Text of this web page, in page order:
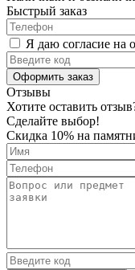
Быстрый заказ
Я даю согласие на
Оформить заказ
Отзывы
Хотите оставить
Сделайте выбор!
Скидка 10% на